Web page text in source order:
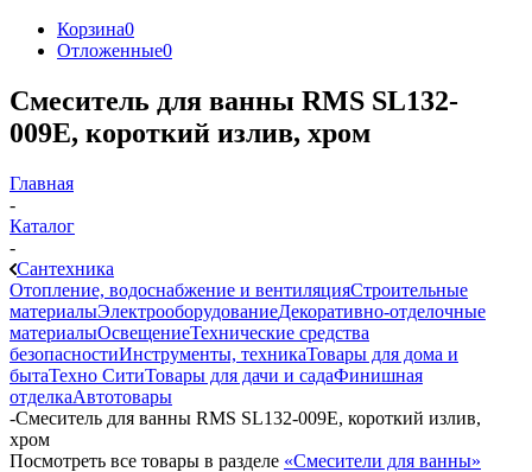
Корзина0
Отложенные0
Смеситель для ванны RMS SL132-
009E, короткий излив, хром
Главная
-
Каталог
-
Сантехника
Отопление, водоснабжение и вентиляцияСтроительные
материалыЭлектрооборудованиеДекоративно-отделочные
материалыОсвещениеТехнические средства
безопасностиИнструменты, техникаТовары для дома и
бытаТехно СитиТовары для дачи и садаФинишная
отделкаАвтотовары
-Смеситель для ванны RMS SL132-009E, короткий излив,
хром
Посмотреть все товары в разделе «Смесители для ванны»